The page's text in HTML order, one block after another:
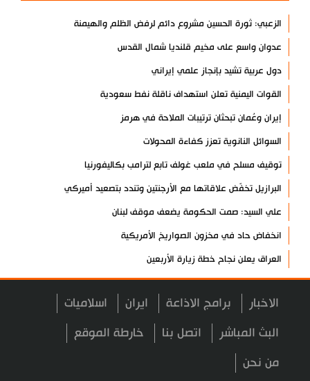
الزعبي: ثورة الحسين مشروع دائم لرفض الظلم والهيمنة
عدوان واسع على مخيم قلنديا شمال القدس
دول عربية تشيد بإنجاز علمي إيراني
القوات اليمنية تعلن استهداف ناقلة نفط سعودية
إيران وعُمان تبحثان ترتيبات الملاحة في هرمز
السوائل النانوية تعزز كفاءة المحولات
توقيف مسلح في ملعب غولف تابع لترامب بكاليفورنيا
البرازيل تخفّض علاقاتها مع الأرجنتين وتندد بتصعيد أميركي
علي السيد: صمت الحكومة يضعف موقف لبنان
انخفاض حاد في مخزون الصواريخ الأمريكية
العراق يعلن نجاح خطة زيارة الأربعين
رضائي: إيران جاهزة للدفاع عن سيادتها
رئيس بلدية طهران يلتقي مع متولي العتبة الحسينية ومحافظ كربلاء
تقرير مصور.. مراسم عزاء الأربعين بجوار مكان استشهاد الإمام
فريق طبي إيراني ينقذ حياة طفل عراقي بأعجوبة+ فيديو
الاخبار برامج الاذاعة ايران اسلاميات
البث المباشر اتصل بنا خارطة الموقع
من نحن